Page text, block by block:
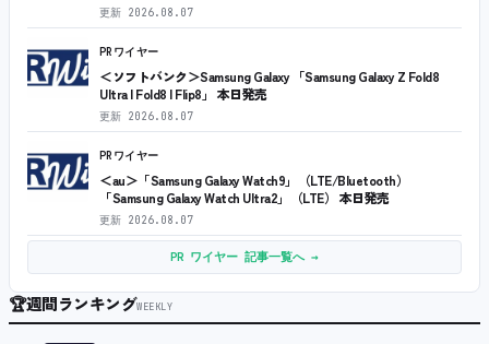
更新 2026.08.07
PRワイヤー
＜ソフトバンク＞Samsung Galaxy 「Samsung Galaxy Z Fold8
Ultra | Fold8 | Flip8」 本日発売
更新 2026.08.07
PRワイヤー
＜au＞「Samsung Galaxy Watch9」（LTE/Bluetooth）
「Samsung Galaxy Watch Ultra2」（LTE） 本日発売
更新 2026.08.07
PR ワイヤー 記事一覧へ →
🏆週間ランキングWEEKLY